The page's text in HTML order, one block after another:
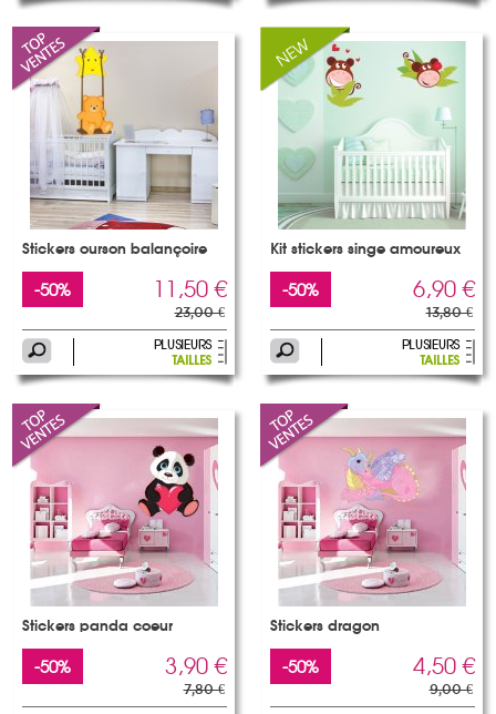
Stickers ourson balançoire
-50% 11,50 €
23,00 €
Kit stickers singe amoureux
-50% 6,90 €
13,80 €
Stickers panda coeur
-50% 3,90 €
7,80 €
Stickers dragon
-50% 4,50 €
9,00 €